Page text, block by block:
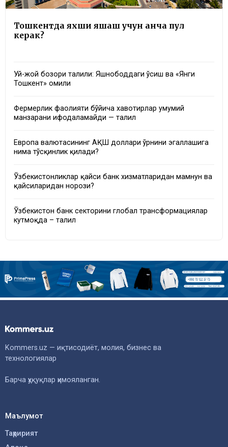
Тошкентда яхши яшаш учун қанча пул
керак?
Уй-жой бозори таҳлили: Яшнободдаги ўсиш ва «Янги
Тошкент» омили
Фермерлик фаолияти бўйича хавотирлар умумий
манзарани ифодаламайди — таҳлил
Европа валютасининг АҚШ доллари ўрнини эгаллашига
нима тўсқинлик қилади?
Ўзбекистонликлар қайси банк хизматларидан мамнун ва
қайсиларидан норози?
Ўзбекистон банк секторини глобал трансформациялар
кутмоқда – таҳлил
Kommers.uz — иқтисодиёт, молия, бизнес ва
технологиялар
Барча ҳуқуқлар ҳимояланган.
Маълумот
Таҳририят